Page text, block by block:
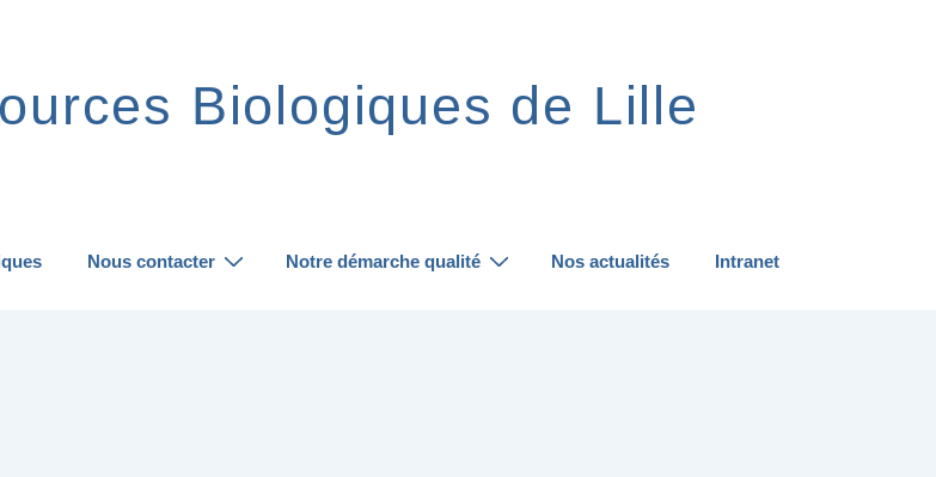
Biologiques de Lille
Nous contacter Notre démarche qualité Nos actualités Intranet